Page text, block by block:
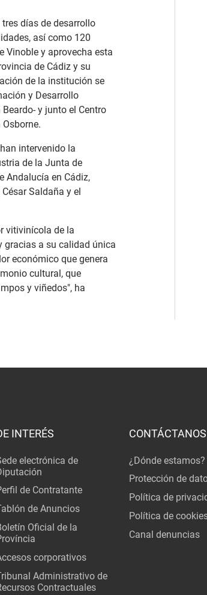
días de desarrollo
así como 120
Vinoble y aprovecha esta
de Cádiz y su
de la institución se
y Desarrollo
y junto el Centro
intervenido la
de la Junta de
Andalucía en Cádiz,
Saldaña y el
vitivinícola de la
gracias a su calidad única
económico que genera
cultural, que
y viñedos", ha
INTERÉS
electrónica de
de Contratante
de Anuncios
Oficial de la
corporativos
Administrativo de
Contractuales
CONTÁCTANOS
¿Dónde estamos?
Protección de
Política de
Política de
Canal denuncias